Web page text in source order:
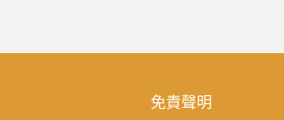
免責聲明